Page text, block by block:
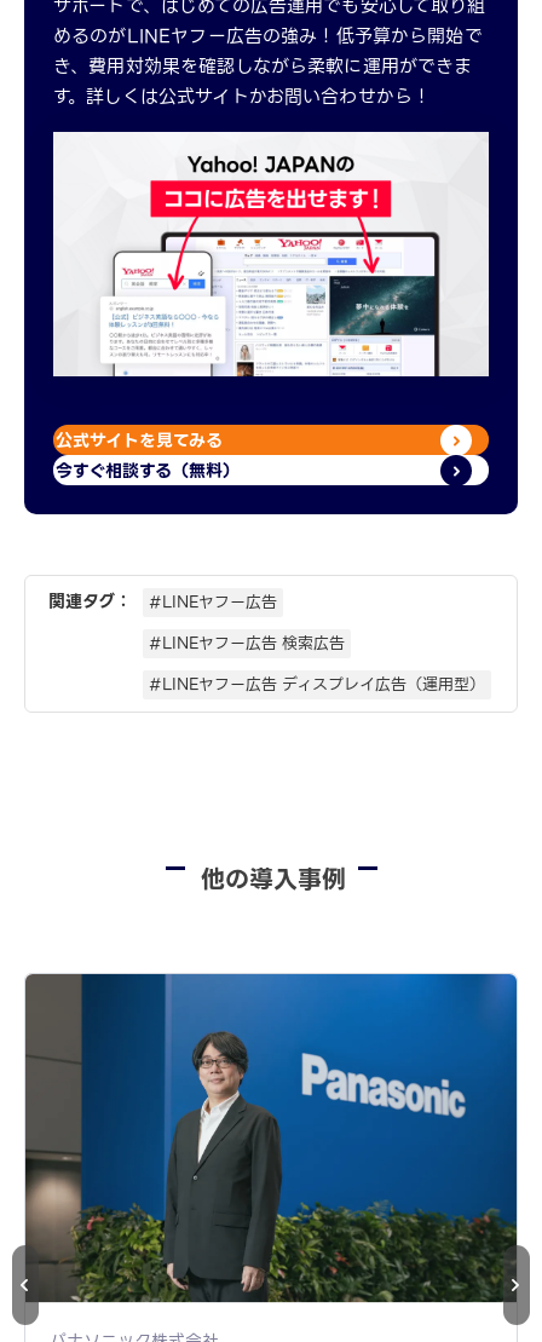
めるのがLINEヤフー広告の強み！低予算から開始で
き、費用対効果を確認しながら柔軟に運用ができま
す。詳しくは公式サイトかお問い合わせから！
公式サイトを見てみる
今すぐ相談する（無料）
関連タグ：
#LINEヤフー広告
#LINEヤフー広告 検索広告
#LINEヤフー広告 ディスプレイ広告（運用型）
他の導入事例